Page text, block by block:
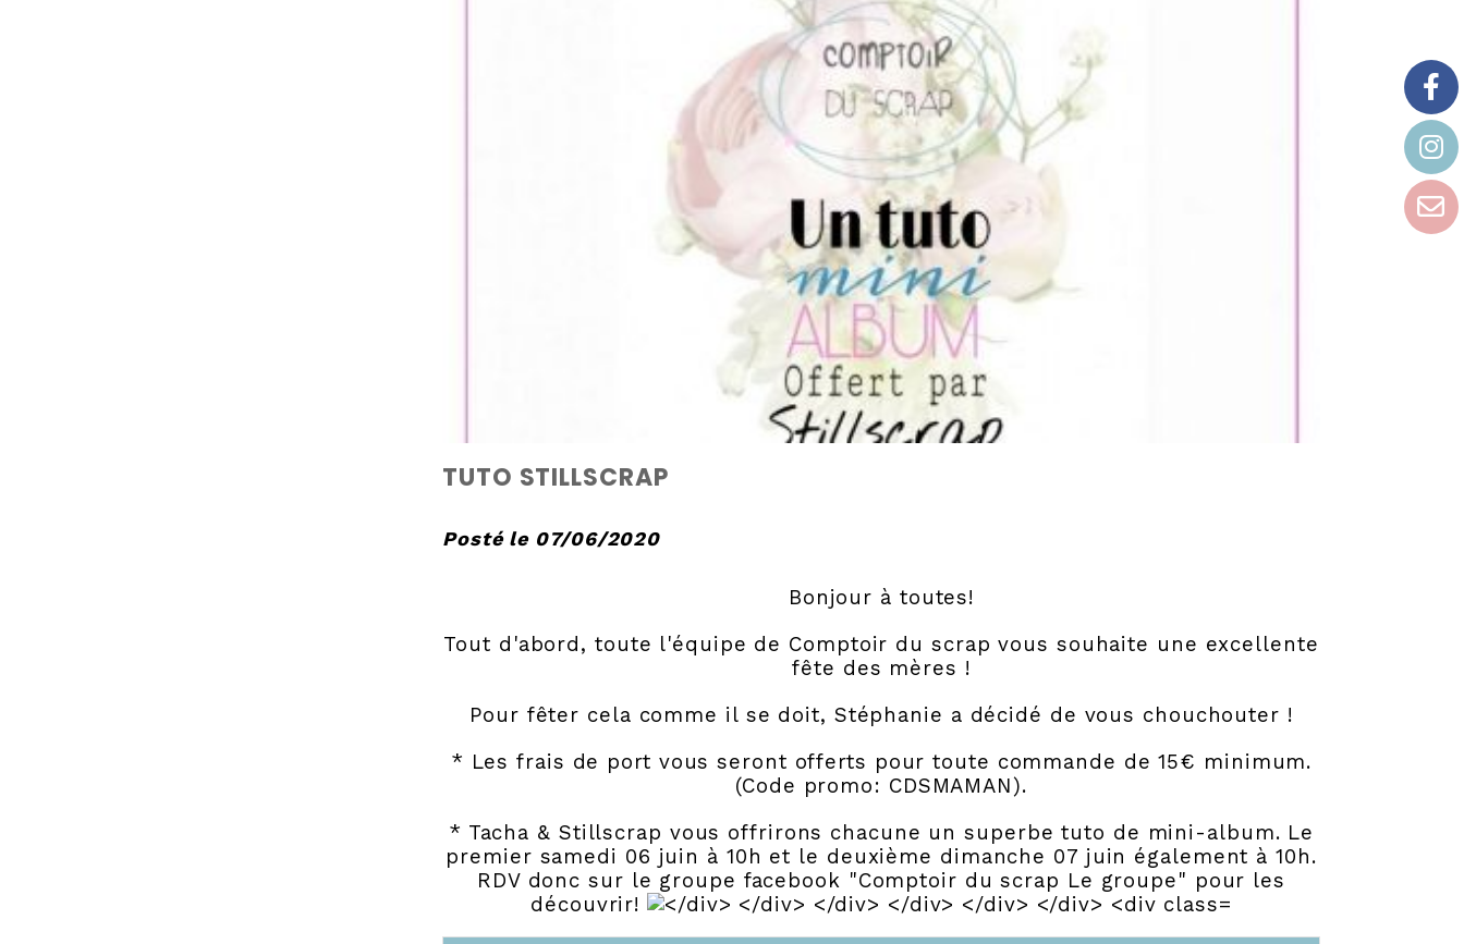
TUTO STILLSCRAP
Posté le 07/06/2020
Bonjour à toutes!
Tout d'abord, toute l'équipe de Comptoir du scrap vous souhaite une excellente
fête des mères !
Pour fêter cela comme il se doit, Stéphanie a décidé de vous chouchouter !
* Les frais de port vous seront offerts pour toute commande de 15€ minimum.
(Code promo: CDSMAMAN).
* Tacha & Stillscrap vous offrirons chacune un superbe tuto de mini-album. Le
premier samedi 06 juin à 10h et le deuxième dimanche 07 juin également à 10h.
RDV donc sur le groupe facebook "Comptoir du scrap Le groupe" pour les
découvrir!